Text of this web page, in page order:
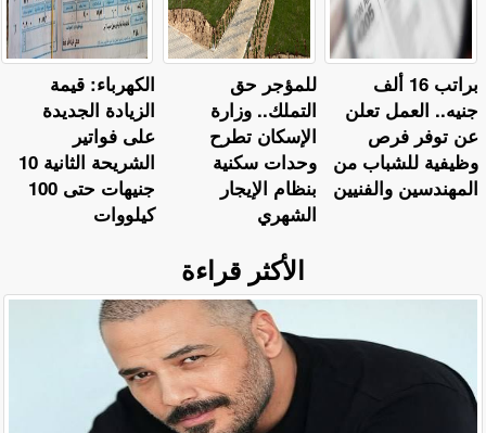
الكهرباء: قيمة
الزيادة الجديدة
على فواتير
الشريحة الثانية 10
جنيهات حتى 100
كيلووات
للمؤجر حق
التملك.. وزارة
الإسكان تطرح
وحدات سكنية
بنظام الإيجار
الشهري
براتب 16 ألف
جنيه.. العمل تعلن
عن توفر فرص
وظيفية للشباب من
المهندسين والفنيين
الأكثر قراءة